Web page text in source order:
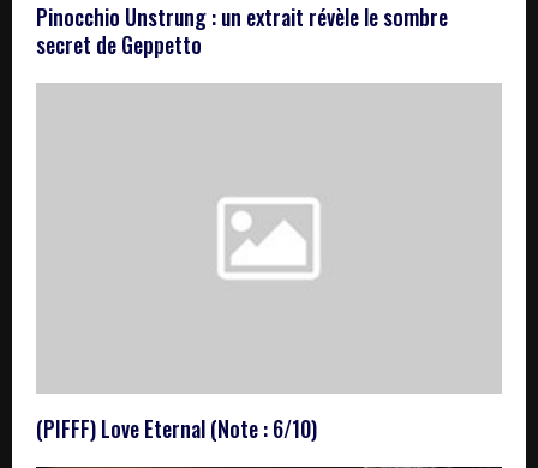
Pinocchio Unstrung : un extrait révèle le sombre
secret de Geppetto
(PIFFF) Love Eternal (Note : 6/10)